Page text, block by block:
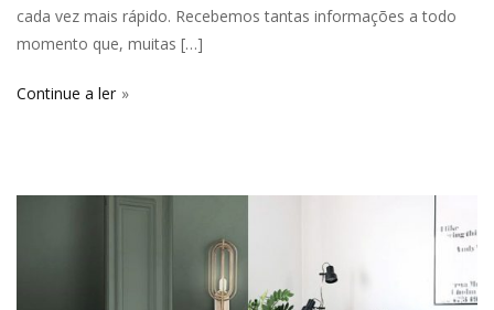
cada vez mais rápido. Recebemos tantas informações a todo
momento que, muitas […]
Continue a ler